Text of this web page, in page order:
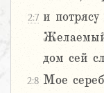
2:7 и
дом сей
2:8 Мое